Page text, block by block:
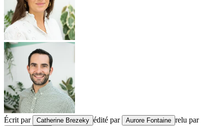
Écrit par Catherine Brezeky édité par Aurore Fontaine relu par